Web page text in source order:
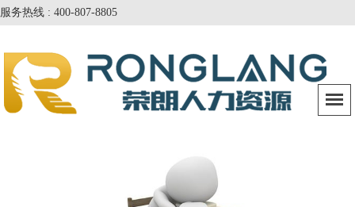
服务热线 : 400-807-8805